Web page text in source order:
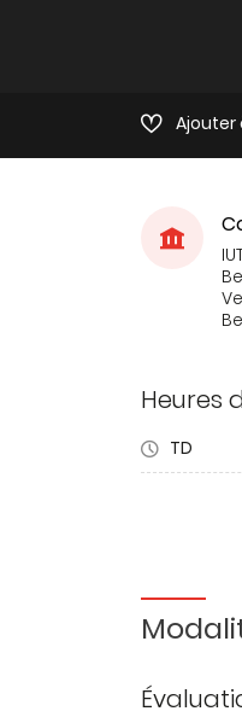
Ajouter
Heures
TD